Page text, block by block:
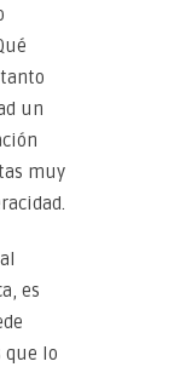
un
muy
es
que lo